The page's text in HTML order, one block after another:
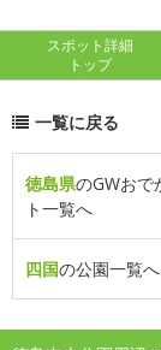
スポット詳細
トップ
一覧に戻る
徳島県のGWおで
ト一覧へ
四国の公園一覧へ